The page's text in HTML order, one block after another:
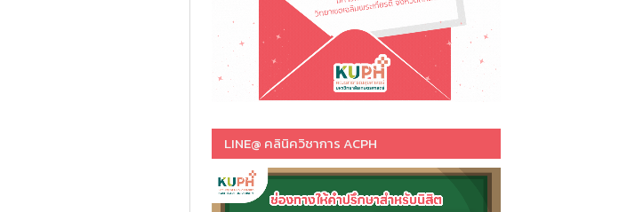
LINE@ คลินิควิชาการ ACPH